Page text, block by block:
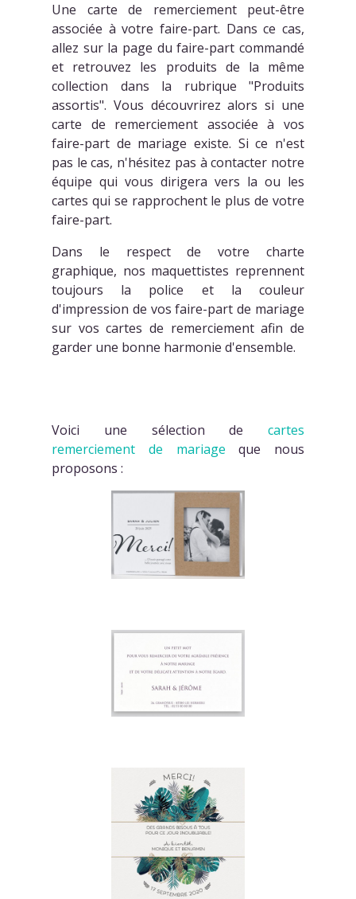
Une carte de remerciement peut-être
associée à votre faire-part. Dans ce cas,
allez sur la page du faire-part commandé
et retrouvez les produits de la même
collection dans la rubrique "Produits
assortis". Vous découvrirez alors si une
carte de remerciement associée à vos
faire-part de mariage existe. Si ce n'est
pas le cas, n'hésitez pas à contacter notre
équipe qui vous dirigera vers la ou les
cartes qui se rapprochent le plus de votre
faire-part.
Dans le respect de votre charte
graphique, nos maquettistes reprennent
toujours la police et la couleur
d'impression de vos faire-part de mariage
sur vos cartes de remerciement afin de
garder une bonne harmonie d'ensemble.
Voici une sélection de cartes
remerciement de mariage que nous
proposons :